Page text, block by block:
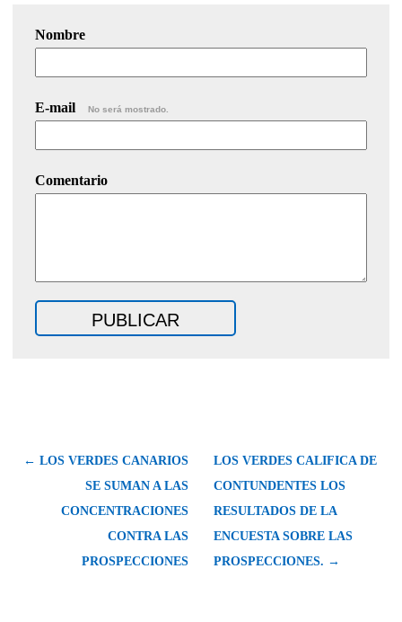
Nombre
E-mail No será mostrado.
Comentario
← LOS VERDES CANARIOS
SE SUMAN A LAS
CONCENTRACIONES
CONTRA LAS
PROSPECCIONES
LOS VERDES CALIFICA DE
CONTUNDENTES LOS
RESULTADOS DE LA
ENCUESTA SOBRE LAS
PROSPECCIONES. →